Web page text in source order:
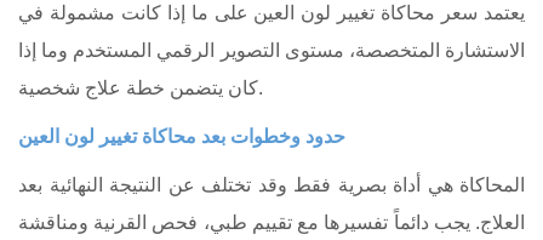
يعتمد سعر محاكاة تغيير لون العين على ما إذا كانت مشمولة في
الاستشارة المتخصصة، مستوى التصوير الرقمي المستخدم وما إذا
كان يتضمن خطة علاج شخصية.
حدود وخطوات بعد محاكاة تغيير لون العين
المحاكاة هي أداة بصرية فقط وقد تختلف عن النتيجة النهائية بعد
العلاج. يجب دائماً تفسيرها مع تقييم طبي، فحص القرنية ومناقشة